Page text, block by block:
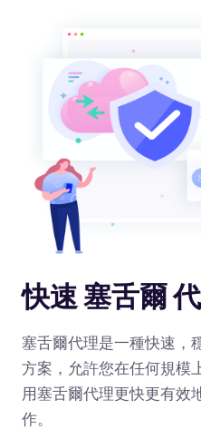
快速 塞舌爾
塞舌爾代理是一種快速，
方案，允許您在任何規模
用塞舌爾代理更快更有效
作。